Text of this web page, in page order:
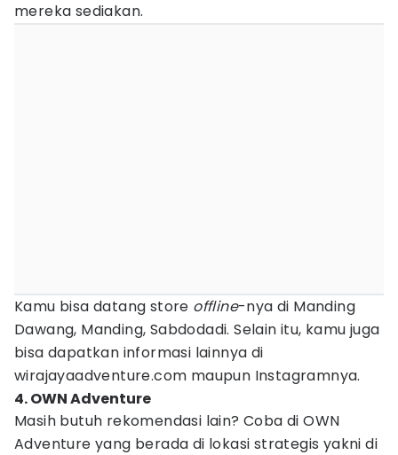
mereka sediakan.
Kamu bisa datang store offline-nya di Manding
Dawang, Manding, Sabdodadi. Selain itu, kamu juga
bisa dapatkan informasi lainnya di
wirajayaadventure.com maupun Instagramnya.
4. OWN Adventure
Masih butuh rekomendasi lain? Coba di OWN
Adventure yang berada di lokasi strategis yakni di